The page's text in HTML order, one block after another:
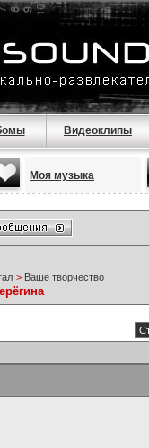
Видеоклипы
Моя музыка
> Ваше творчество